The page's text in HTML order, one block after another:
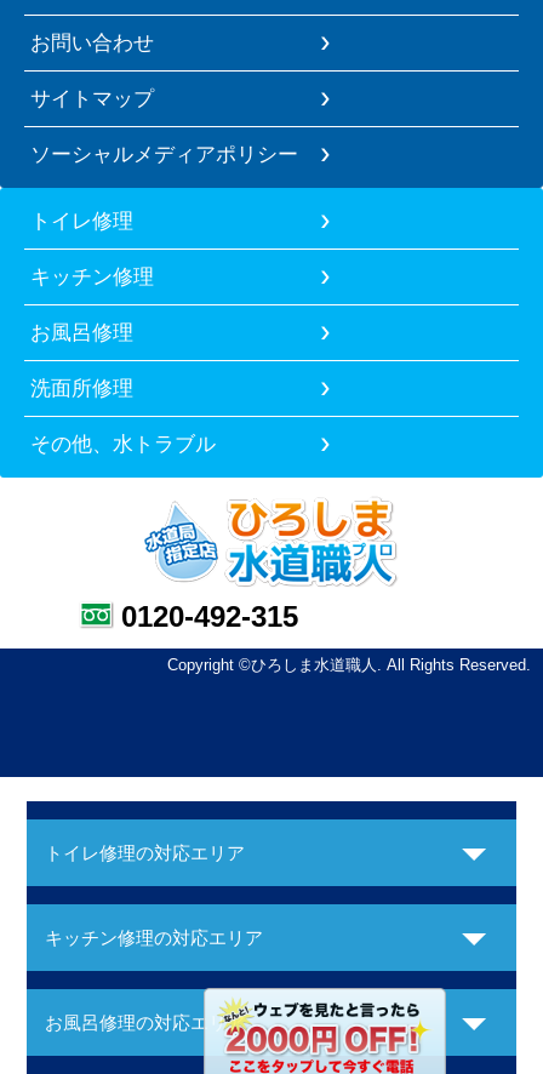
お問い合わせ
サイトマップ
ソーシャルメディアポリシー
トイレ修理
キッチン修理
お風呂修理
洗面所修理
その他、水トラブル
0120-492-315
Copyright ©ひろしま水道職人. All Rights Reserved.
トイレ修理の対応エリア
キッチン修理の対応エリア
お風呂修理の対応エリア